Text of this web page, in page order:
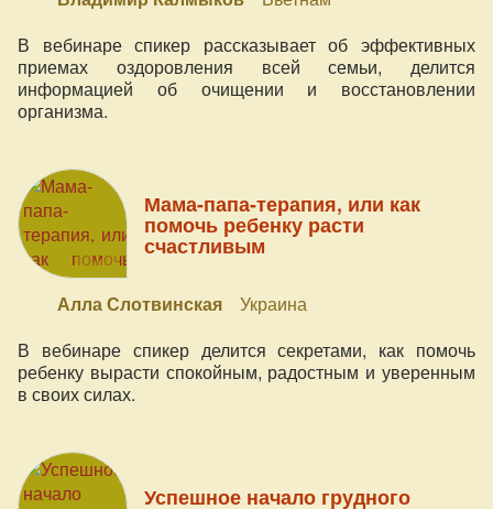
В вебинаре спикер рассказывает об эффективных
приемах оздоровления всей семьи, делится
информацией об очищении и восстановлении
организма.
Мама-папа-терапия, или как
помочь ребенку расти
счастливым
Алла Слотвинская
Украина
В вебинаре спикер делится секретами, как помочь
ребенку вырасти спокойным, радостным и уверенным
в своих силах.
Успешное начало грудного